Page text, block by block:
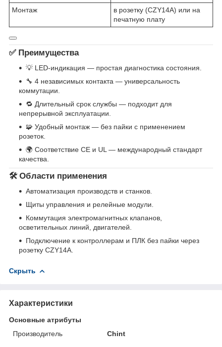
Монтаж
в розетку (CZY14A) или на
печатную плату
✅ Преимущества
💡 LED-индикация — простая диагностика состояния.
🔧 4 независимых контакта — универсальность
коммутации.
🔁 Длительный срок службы — подходит для
непрерывной эксплуатации.
🧩 Удобный монтаж — без пайки с применением
розеток.
🌍 Соответствие CE и UL — международный стандарт
качества.
🛠 Области применения
Автоматизация производств и станков.
Щиты управления и релейные модули.
Коммутация электромагнитных клапанов,
осветительных линий, двигателей.
Подключение к контроллерам и ПЛК без пайки через
розетку CZY14A.
Скрыть
Характеристики
Основные атрибуты
Производитель
Chint